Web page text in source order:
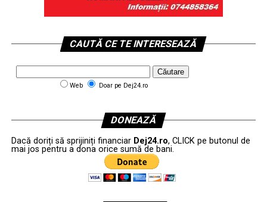
CAUTĂ CE TE INTERESEAZĂ
Web Doar pe Dej24.ro
DONEAZĂ
Dacă doriți să sprijiniți financiar Dej24.ro, CLICK pe butonul de
mai jos pentru a dona orice sumă de bani.